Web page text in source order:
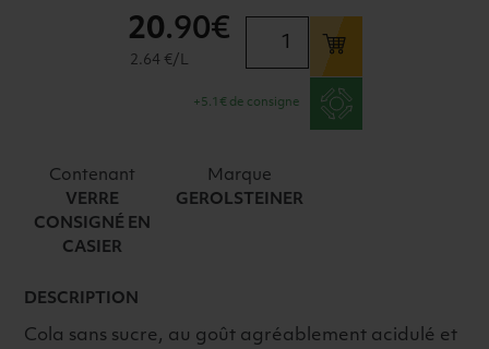
ZÉRO
GEROLSTEINER
24x33cl
20.90€
2.64 €/L
+5.1€ de consigne
Contenant
VERRE
CONSIGNÉ EN
CASIER
Marque
GEROLSTEINER
DESCRIPTION
Cola sans sucre, au goût agréablement acidulé et